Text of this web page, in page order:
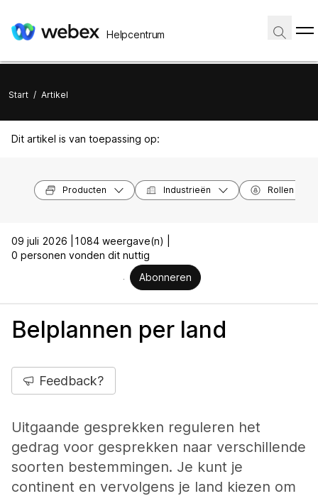
Helpcentrum
Start / Artikel
Dit artikel is van toepassing op:
Producten Industrieën Rollen
09 juli 2026 |
1084 weergave(n) |
0 personen vonden dit nuttig
Abonneren
Belplannen per land
Feedback?
Uitgaande gesprekken reguleren het
gedrag voor gesprekken naar verschillende
soorten bestemmingen. Je kunt je
continent en vervolgens je land kiezen om